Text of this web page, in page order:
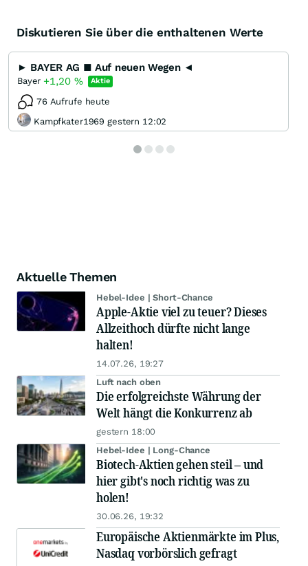
Diskutieren Sie über die enthaltenen Werte
► BAYER AG ■ Auf neuen Wegen ◄
Bayer +1,20 % Aktie
76 Aufrufe heute
Kampfkater1969 gestern 12:02
Aktuelle Themen
Hebel-Idee | Short-Chance
Apple-Aktie viel zu teuer? Dieses
Allzeithoch dürfte nicht lange
halten!
14.07.26, 19:27
Luft nach oben
Die erfolgreichste Währung der
Welt hängt die Konkurrenz ab
gestern 18:00
Hebel-Idee | Long-Chance
Biotech-Aktien gehen steil – und
hier gibt's noch richtig was zu
holen!
30.06.26, 19:32
Europäische Aktienmärkte im Plus,
Nasdaq vorbörslich gefragt